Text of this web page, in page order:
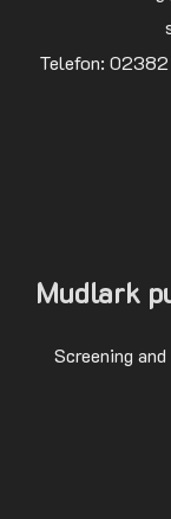
Telefon: 02382
Mudlark
Screening